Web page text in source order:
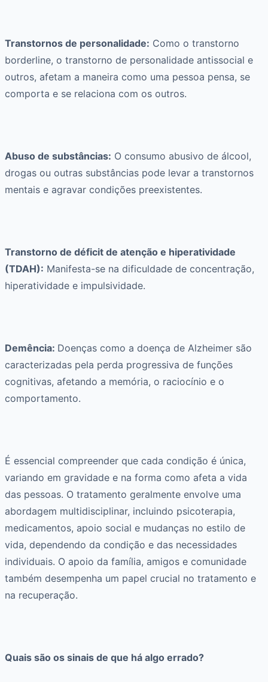
Transtornos de personalidade: Como o transtorno
borderline, o transtorno de personalidade antissocial e
outros, afetam a maneira como uma pessoa pensa, se
comporta e se relaciona com os outros.
Abuso de substâncias: O consumo abusivo de álcool,
drogas ou outras substâncias pode levar a transtornos
mentais e agravar condições preexistentes.
Transtorno de déficit de atenção e hiperatividade
(TDAH): Manifesta-se na dificuldade de concentração,
hiperatividade e impulsividade.
Demência: Doenças como a doença de Alzheimer são
caracterizadas pela perda progressiva de funções
cognitivas, afetando a memória, o raciocínio e o
comportamento.
É essencial compreender que cada condição é única,
variando em gravidade e na forma como afeta a vida
das pessoas. O tratamento geralmente envolve uma
abordagem multidisciplinar, incluindo psicoterapia,
medicamentos, apoio social e mudanças no estilo de
vida, dependendo da condição e das necessidades
individuais. O apoio da família, amigos e comunidade
também desempenha um papel crucial no tratamento e
na recuperação.
Quais são os sinais de que há algo errado?